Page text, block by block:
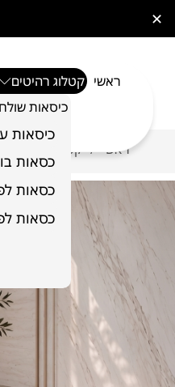
✕
ראשי קטלוג רהיטים
כיסאות
כיסאות
כסאות
כסאות
כסאות
ראשי / קטלוג רהיטים